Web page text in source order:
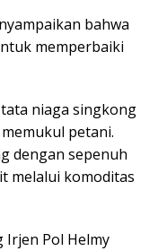
bahwa
memperbaiki
niaga singkong
petani.
dengan sepenuh
melalui komoditas
Irjen Pol Helmy